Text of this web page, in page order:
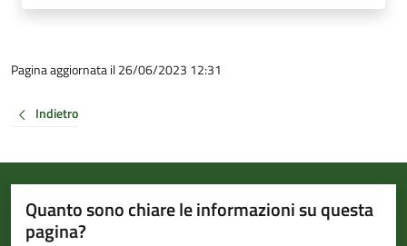
Pagina aggiornata il 26/06/2023 12:31
Indietro
Quanto sono chiare le informazioni su questa
pagina?